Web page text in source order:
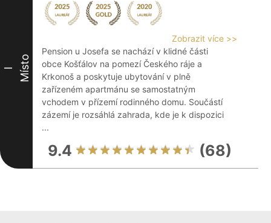
I Místo
Zobrazit více >>
Pension u Josefa se nachází v klidné části
obce Košťálov na pomezí Českého ráje a
Krkonoš a poskytuje ubytování v plně
zařízeném apartmánu se samostatným
vchodem v přízemí rodinného domu. Součástí
zázemí je rozsáhlá zahrada, kde je k dispozici
...
9.4 (68)